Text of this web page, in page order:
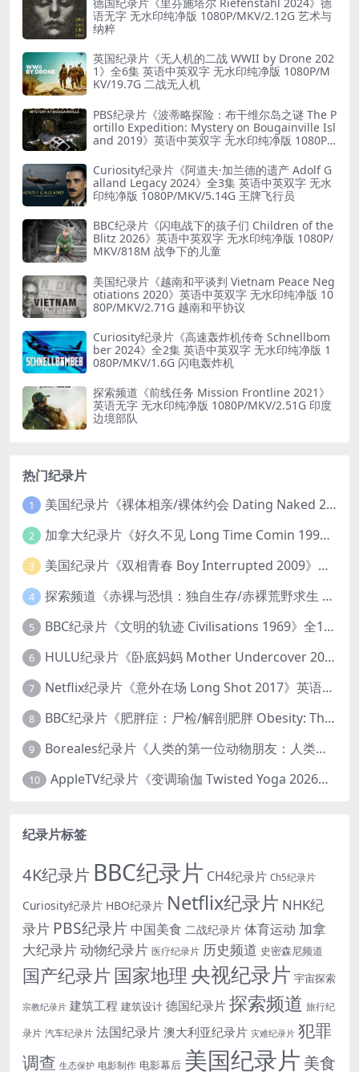
语无字 无水印纯净版 1080P/MKV/2.12G 艺术与
纳粹
英国纪录片《无人机的二战 WWII by Drone 202
1》全6集 英语中英双字 无水印纯净版 1080P/M
KV/19.7G 二战无人机
PBS纪录片《波蒂略探险：布干维尔岛之谜 The P
ortillo Expedition: Mystery on Bougainville Isl
and 2019》英语中英双字 无水印纯净版 1080P/
Curiosity纪录片《阿道夫·加兰德的遗产 Adolf G
alland Legacy 2024》全3集 英语中英双字 无水
印纯净版 1080P/MKV/5.14G 王牌飞行员
BBC纪录片《闪电战下的孩子们 Children of the
Blitz 2026》英语中英双字 无水印纯净版 1080P/
MKV/818M 战争下的儿童
美国纪录片《越南和平谈判 Vietnam Peace Neg
otiations 2020》英语中英双字 无水印纯净版 10
80P/MKV/2.71G 越南和平协议
Curiosity纪录片《高速轰炸机传奇 Schnellbom
ber 2024》全2集 英语中英双字 无水印纯净版 1
080P/MKV/1.6G 闪电轰炸机
探索频道《前线任务 Mission Frontline 2021》
英语无字 无水印纯净版 1080P/MKV/2.51G 印度
边境部队
热门纪录片
1 美国纪录片《裸体相亲/裸体约会 Dating Naked 2014-2016》第1-3季全33集 英语中英双字 无水印纯净版 1080P/MKV/85.6G 裸体相亲真人秀
2 加拿大纪录片《好久不见 Long Time Comin 1993》英语中英双字 官方纯净版 1080P/MKV/1G 女同性艺术家
3 美国纪录片《双相青春 Boy Interrupted 2009》英语中英双字 官方纯净版 1080P/MKV/1.43G 青少年躁郁症
4 探索频道《赤裸与恐惧：独自生存/赤裸荒野求生 Naked and Afraid: Solo 2023》第一季全8集 英语中英双字 官方纯净版 高码1080P/MKV/45.4G
5 BBC纪录片《文明的轨迹 Civilisations 1969》全13集 英语中英双字 高清收藏版 1080P/MKV/64.1G 西方艺术史话
6 HULU纪录片《卧底妈妈 Mother Undercover 2023》全4集 英语中英双字 官方纯净版 1080P/MKV/7.6G 拯救孩子
7 Netflix纪录片《意外在场 Long Shot 2017》英语中字 720P/NKV/1.06GB 美国谋杀误判案件
8 BBC纪录片《肥胖症：尸检/解剖肥胖 Obesity: The Post Mortem 2016》英语中英双字 无水印纯净版 1080P/MKV/1.03G
9 Boreales纪录片《人类的第一位动物朋友：人类和狗的神奇故事 Man’s First Friend 2018》英语中英双字 1080P/MP4/1.8G 狗的神奇故事
10 AppleTV纪录片《变调瑜伽 Twisted Yoga 2026》全3集 英语中英双字 无水印纯净版 1080P/MKV/10G 瑜伽大师背后的真相
纪录片标签
4K纪录片 BBC纪录片 CH4纪录片 Ch5纪录片
Curiosity纪录片 HBO纪录片 Netflix纪录片 NHK纪
录片 PBS纪录片 中国美食 二战纪录片 体育运动 加拿
大纪录片动物纪录片 医疗纪录片 历史频道 史密森尼频道
国产纪录片 国家地理 央视纪录片 宇宙探索
宗教纪录片 建筑工程 建筑设计 德国纪录片 探索频道 旅行纪
录片 汽车纪录片 法国纪录片 澳大利亚纪录片 灾难纪录片 犯罪
调查 生态保护 电影制作 电影幕后 美国纪录片 美食